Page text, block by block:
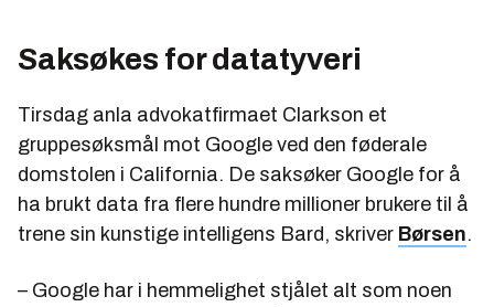
Saksøkes for datatyveri
Tirsdag anla advokatfirmaet Clarkson et
gruppesøksmål mot Google ved den føderale
domstolen i California. De saksøker Google for å
ha brukt data fra flere hundre millioner brukere til å
trene sin kunstige intelligens Bard, skriver Børsen.
– Google har i hemmelighet stjålet alt som noen